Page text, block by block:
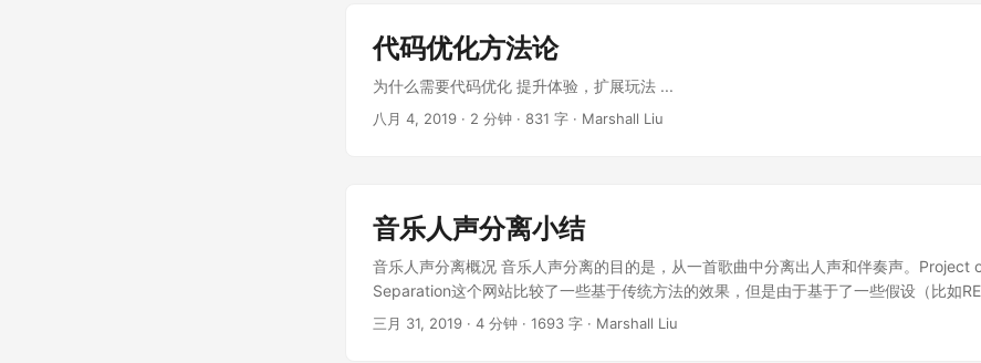
代码优化方法论
为什么需要代码优化 提升体验，扩展玩法 ...
八月 4, 2019 · 2 分钟 · 831 字 · Marshall Liu
音乐人声分离小结
音乐人声分离概况 音乐人声分离的目的是，从一首歌曲中分离出人声和伴奏声。Project
Separation这个网站比较了一些基于传统方法的效果，但是由于基于了一些假设（比如
周期重复信号），这些算法在实际测试过程中效果都差强人意。随着深度学习的流行，音
三月 31, 2019 · 4 分钟 · 1693 字 · Marshall Liu